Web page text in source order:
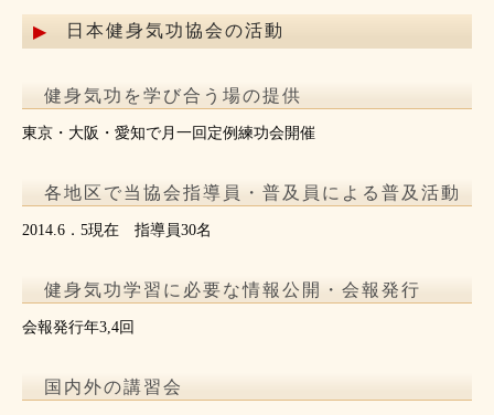
日本健身気功協会の活動
健身気功を学び合う場の提供
東京・大阪・愛知で月一回定例練功会開催
各地区で当協会指導員・普及員による普及活動
2014.6．5現在 指導員30名
健身気功学習に必要な情報公開・会報発行
会報発行年3,4回
国内外の講習会